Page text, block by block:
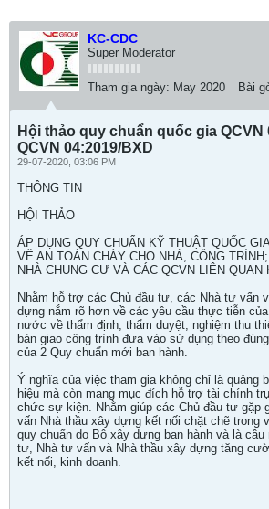
KC-CDC
Super Moderator
Tham gia ngày: May 2020 Bài
Hội thảo quy chuẩn quốc gia QCVN
QCVN 04:2019/BXD
29-07-2020, 03:06 PM
THÔNG TIN
HỘI THẢO
ÁP DỤNG QUY CHUẨN KỸ THUẬT QUỐC
VỀ AN TOÀN CHÁY CHO NHÀ, CÔNG
NHÀ CHUNG CƯ VÀ CÁC QCVN LIÊN QUAN
Nhằm hỗ trợ các Chủ đầu tư, các Nhà tư vấn
dựng nắm rõ hơn về các yêu cầu thực tiễn
nước về thẩm định, thẩm duyệt, nghiệm thu
bàn giao công trình đưa vào sử dụng theo
của 2 Quy chuẩn mới ban hành.
Ý nghĩa của việc tham gia không chỉ là quảng
hiệu mà còn mang mục đích hỗ trợ tài chính
chức sự kiện. Nhằm giúp các Chủ đầu tư gặp
vấn Nhà thầu xây dựng kết nối chặt chẽ trong
quy chuẩn do Bộ xây dựng ban hành và là
tư, Nhà tư vấn và Nhà thầu xây dựng tăng
kết nối, kinh doanh.